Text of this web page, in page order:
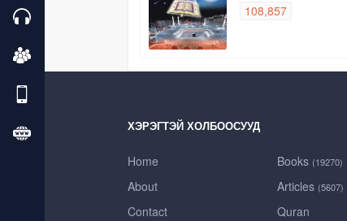
108,857
ХЭРЭГТЭЙ ХОЛБООСУУД
Home
About
Contact
Books (19270)
Articles (5607)
Quran